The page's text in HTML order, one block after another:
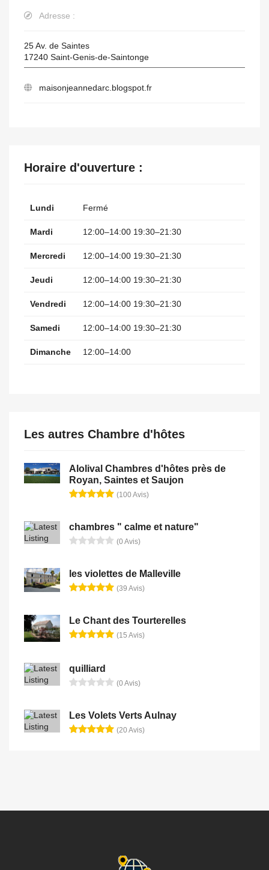
Adresse :
25 Av. de Saintes
17240 Saint-Genis-de-Saintonge
maisonjeannedarc.blogspot.fr
Horaire d'ouverture :
Lundi Fermé
Mardi 12:00–14:00 19:30–21:30
Mercredi 12:00–14:00 19:30–21:30
Jeudi 12:00–14:00 19:30–21:30
Vendredi 12:00–14:00 19:30–21:30
Samedi 12:00–14:00 19:30–21:30
Dimanche 12:00–14:00
Les autres Chambre d'hôtes
Alolival Chambres d'hôtes près de
Royan, Saintes et Saujon
(100 Avis)
chambres " calme et nature"
(0 Avis)
les violettes de Malleville
(39 Avis)
Le Chant des Tourterelles
(15 Avis)
quilliard
(0 Avis)
Les Volets Verts Aulnay
(20 Avis)